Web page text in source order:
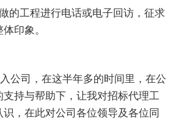
工程进行电话或电子回访，征求
印象。
司，在这半年多的时间里，在公
持与帮助下，让我对招标代理工
，在此对公司各位领导及各位同